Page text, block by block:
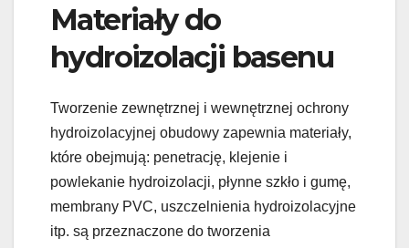
Materiały do
hydroizolacji basenu
Tworzenie zewnętrznej i wewnętrznej ochrony
hydroizolacyjnej obudowy zapewnia materiały,
które obejmują: penetrację, klejenie i
powlekanie hydroizolacji, płynne szkło i gumę,
membrany PVC, uszczelnienia hydroizolacyjne
itp. są przeznaczone do tworzenia